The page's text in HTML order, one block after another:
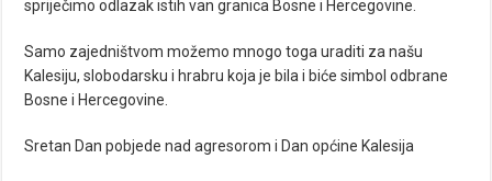
spriječimo odlazak istih van granica Bosne i Hercegovine.
Samo zajedništvom možemo mnogo toga uraditi za našu
Kalesiju, slobodarsku i hrabru koja je bila i biće simbol odbrane
Bosne i Hercegovine.
Sretan Dan pobjede nad agresorom i Dan općine Kalesija